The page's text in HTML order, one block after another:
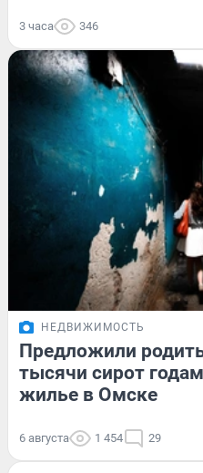
3 часа 346
НЕДВИЖИМОСТЬ
Предложили
тысячи сирот
жилье в Омске
6 августа 1 454 29